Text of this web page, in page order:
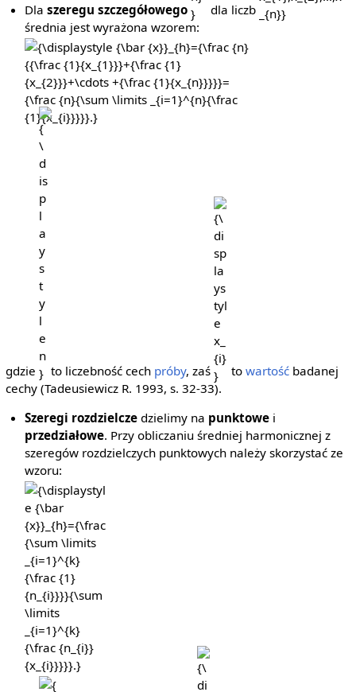
Dlaszeregu szczegółowego dla liczb
średnia jest wyrażona wzorem:
{\displaystyle
{\bar {x}}_{h}=
{\frac {n}
{{\frac {1}
{x_{1}}}+{\frac
{1}
{x_{2}}}+\cdots
+{\frac {1}
{x_{n}}}}}=
{\frac {n}{\sum
\limits
_{i=1}^{n}
{\frac {1}
{x_{i}}}}}.}
gdzie
{\displaystyle
n}
to liczebność cech próby, zaś to wartośćbadanej
cechy (Tadeusiewicz R. 1993, s. 32-33).
Szeregi rozdzielcze dzielimy na punktowe i
przedziałowe. Przy obliczaniu średniej harmonicznej z
szeregów rozdzielczych punktowych należy skorzystać ze
wzoru:
{\displaystyle
{\bar
{x}}_{h}=
{\frac {\sum
\limits
_{i=1}^{k}
{\frac {1}
{n_{i}}}}
{\sum \limits
_{i=1}^{k}
{\frac {n_{i}}
{x_{i}}}}}.}
{\displaystyle
\ n_{i}}
{\displaystyle
x_{i}}